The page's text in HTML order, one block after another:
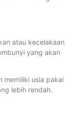
atau kecelakaan
yang akan
memiliki usia pakai
lebih rendah.